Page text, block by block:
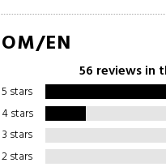
EN
56 reviews in
5 stars
4 stars
3 stars
2 stars